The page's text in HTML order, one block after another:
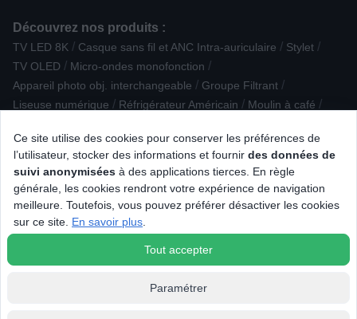
Ce site utilise des cookies pour conserver les préférences de
l’utilisateur, stocker des informations et fournir des données de
suivi anonymisées à des applications tierces. En règle
générale, les cookies rendront votre expérience de navigation
meilleure. Toutefois, vous pouvez préférer désactiver les cookies
sur ce site. En savoir plus
Tout accepter
Paramétrer
Découvrez nos produits :
TV LED 8K / Casque sans fil et ANC Intra-auriculaire / Stylet /
TV OLED / Micro-ondes monofonction /
Appareil photo obj. interchangeable / Groupe Filtrant /
Liseuse numérique / Réfrigérateur Américain / Moulin à café /
Plaque de cuisson gaz /
Epilateur, rasoir électrique et tondeuse bikini /
Trancheuse / couteau électrique / ouvre-boîte
Plaque de cuisson aspirante Four Vapeur / Lave-linge hublot
Univers des pâtes / Barbecue électrique
/ Objectif photo / Plancha / Puericulture